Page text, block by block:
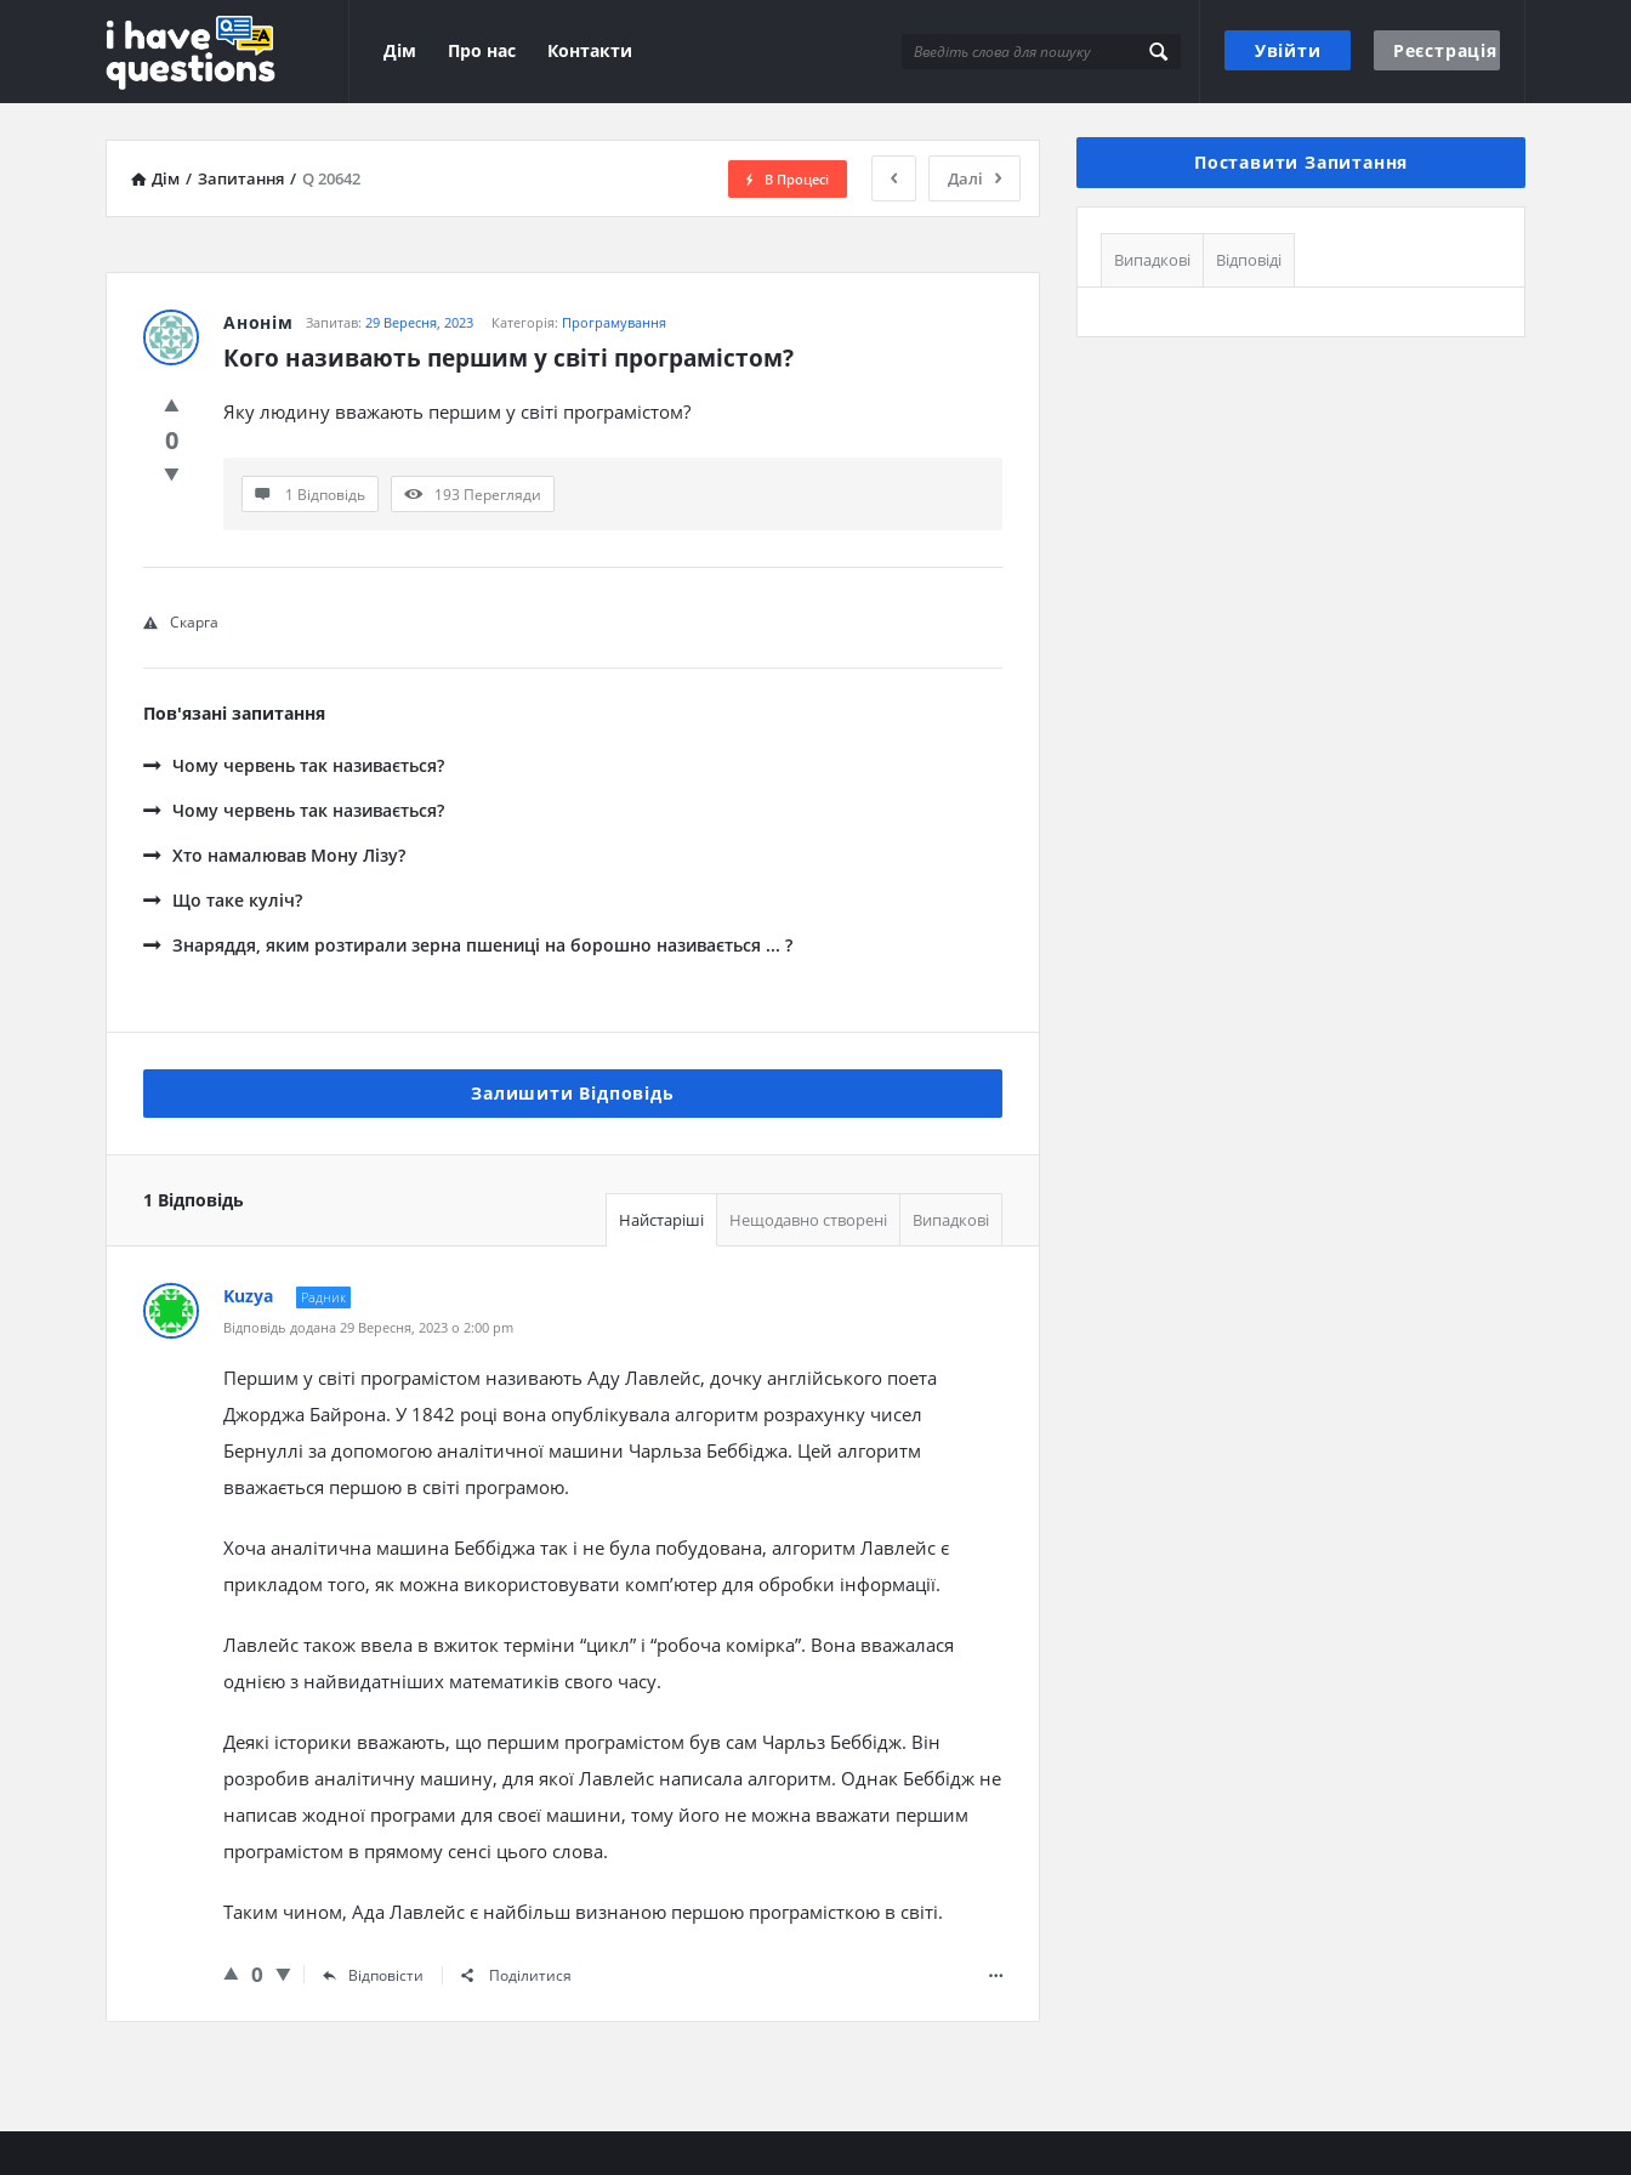
Увійти Реєстрація
iHaveQuestions
Навігація
Дім Про нас Контакти
Дім / Запитання / Q 20642 Далі
В Процесі
Анонім Запитав: 29 Вересня, 2023 Категорія: Програмування
Кого називають першим у світі програмістом?
0
Яку людину вважають першим у світі програмістом?
1 Відповідь 193 Перегляди
Скарга
Пов'язані запитання
Чому червень так називається?
Чому червень так називається?
Хто намалював Мону Лізу?
Що таке куліч?
Знаряддя, яким розтирали зерна пшениці на борошно називається ... ?
Залишити Відповідь
1 Відповідь
Найстаріші Нещодавно створені Випадкові
Kuzya
Радник
Відповідь додана 29 Вересня, 2023 о 2:00 pm
Першим у світі програмістом називають Аду Лавлейс, дочку англійського поета
Джорджа Байрона. У 1842 році вона опублікувала алгоритм розрахунку чисел
Бернуллі за допомогою аналітичної машини Чарльза Беббіджа. Цей алгоритм
вважається першою в світі програмою.
Хоча аналітична машина Беббіджа так і не була побудована, алгоритм Лавлейс є
прикладом того, як можна використовувати комп’ютер для обробки інформації.
Лавлейс також ввела в вжиток терміни “цикл” і “робоча комірка”. Вона вважалася
однією з найвидатніших математиків свого часу.
Деякі історики вважають, що першим програмістом був сам Чарльз Беббідж. Він
розробив аналітичну машину, для якої Лавлейс написала алгоритм. Однак Беббідж не
написав жодної програми для своєї машини, тому його не можна вважати першим
програмістом в прямому сенсі цього слова.
Таким чином, Ада Лавлейс є найбільш визнаною першою програмісткою в світі.
0 Відповісти Поділитися
Поставити Запитання
Випадкові Відповіді